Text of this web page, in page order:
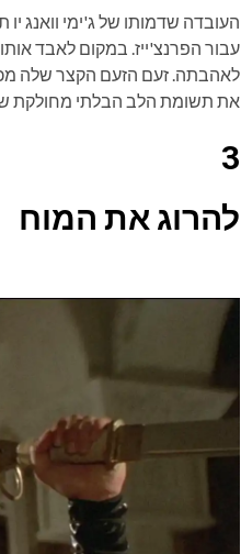
העובדה שדמותו של ג'ימי וואנג
עבור הפרנצ'ייז. במקום לאבד
לאהבתה. זעם הזעם הקצר שלה
את תשומת הלב הבלתי מחולקת
3
להרוג את המוח